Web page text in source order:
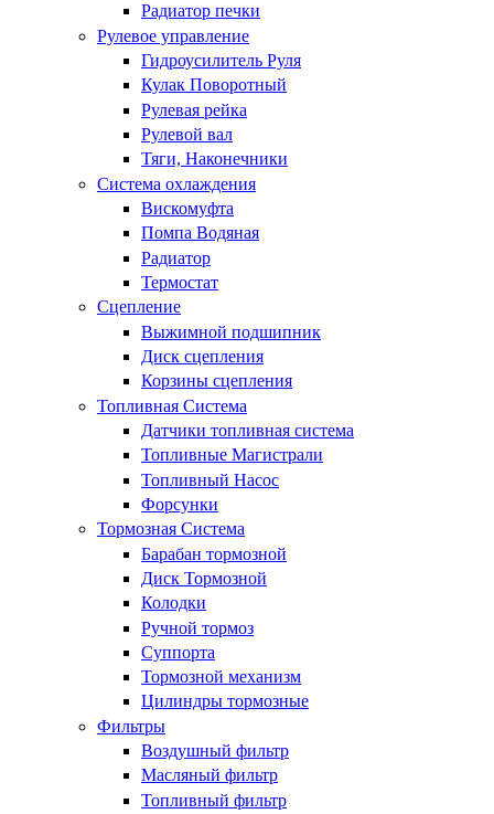
Радиатор печки
Рулевое управление
Гидроусилитель Руля
Кулак Поворотный
Рулевая рейка
Рулевой вал
Тяги, Наконечники
Система охлаждения
Вискомуфта
Помпа Водяная
Радиатор
Термостат
Сцепление
Выжимной подшипник
Диск сцепления
Корзины сцепления
Топливная Система
Датчики топливная система
Топливные Магистрали
Топливный Насос
Форсунки
Тормозная Система
Барабан тормозной
Диск Тормозной
Колодки
Ручной тормоз
Суппорта
Тормозной механизм
Цилиндры тормозные
Фильтры
Воздушный фильтр
Масляный фильтр
Топливный фильтр